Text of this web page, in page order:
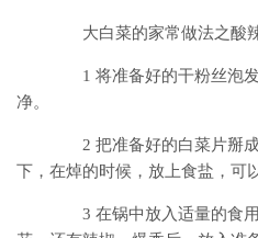
大白菜的家常做法之酸辣
1 将准备好的干粉丝泡发
净。
2 把准备好的白菜片掰成
下，在焯的时候，放上食盐，可
3 在锅中放入适量的食用